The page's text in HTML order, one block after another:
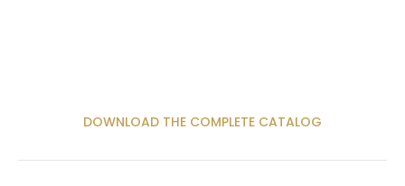
DOWNLOAD THE COMPLETE CATALOG